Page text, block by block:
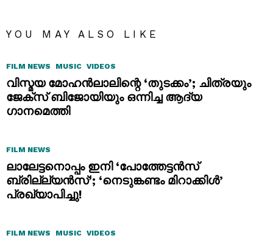
YOU MAY ALSO LIKE
FILM NEWS MUSIC VIDEOS
വിസ്മയ മോഹൻലാലിന്റെ ‘തുടക്കം’; ചിത്രയും
ജേക്സ് ബിജോയിയും ഒന്നിച്ച ആദ്യ
ഗാനമെത്തി
FILM NEWS
ലാലേട്ടനൊപ്പം ഇനി ‘പോത്തേട്ടൻസ്
ബ്രില്ല്യൻസ്’; ‘നെടുങ്കണ്ടം മിറാക്കിൾ’
പ്രഖ്യാപിച്ചു!
FILM NEWS MUSIC VIDEOS